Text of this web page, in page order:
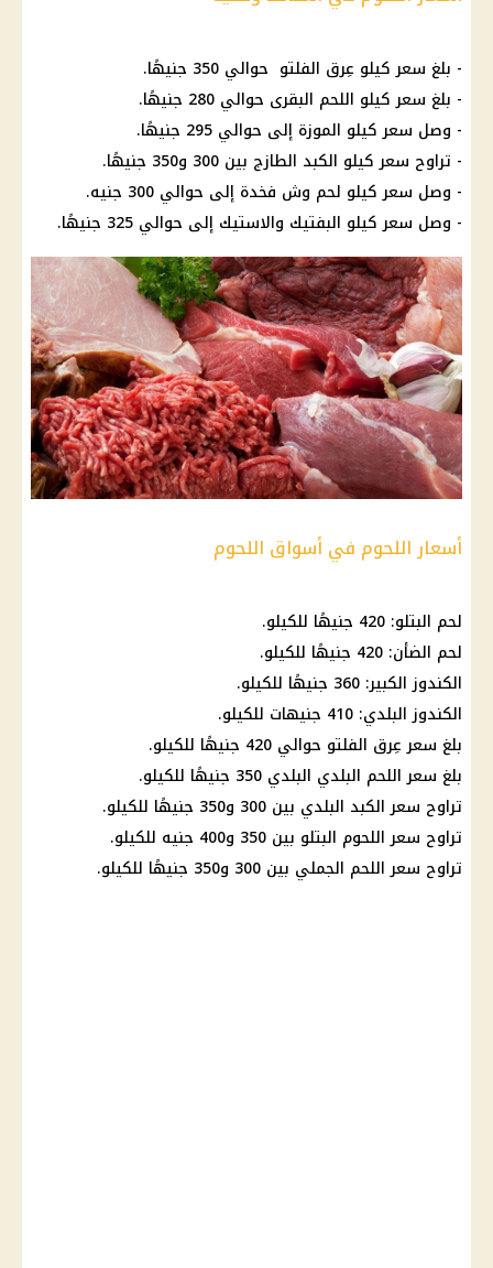
- بلغ سعر كيلو عِرق الفلتو حوالي 350 جنيهًا.
- بلغ سعر كيلو اللحم البقرى حوالي 280 جنيهًا.
- وصل سعر كيلو الموزة إلى حوالي 295 جنيهًا.
- تراوح سعر كيلو الكبد الطازج بين 300 و350 جنيهًا.
- وصل سعر كيلو لحم وش فخدة إلى حوالي 300 جنيه.
- وصل سعر كيلو البفتيك والاستيك إلى حوالي 325 جنيهًا.
أسعار اللحوم في أسواق اللحوم
لحم البتلو: 420 جنيهًا للكيلو.
لحم الضأن: 420 جنيهًا للكيلو.
الكندوز الكبير: 360 جنيهًا للكيلو.
الكندوز البلدي: 410 جنيهات للكيلو.
بلغ سعر عِرق الفلتو حوالي 420 جنيهًا للكيلو.
بلغ سعر اللحم البلدي البلدي 350 جنيهًا للكيلو.
تراوح سعر الكبد البلدي بين 300 و350 جنيهًا للكيلو.
تراوح سعر اللحوم البتلو بين 350 و400 جنيه للكيلو.
تراوح سعراللحم الجملي بين 300 و350 جنيهًا للكيلو.